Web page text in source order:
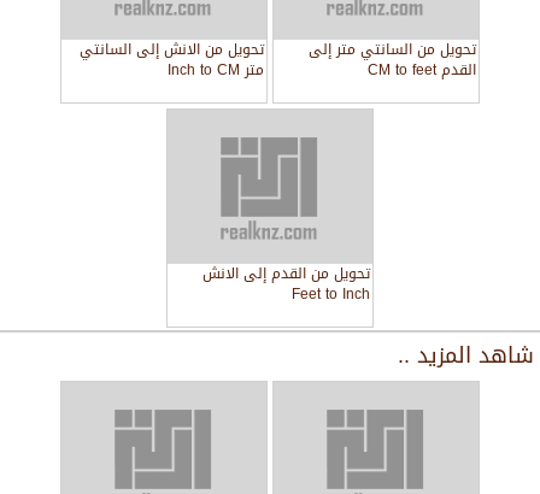
تحويل من السانتي متر إلى
القدم CM to feet
تحويل من الانش إلى السانتي
متر Inch to CM
تحويل من القدم إلى الانش
Feet to Inch
شاهد المزيد ..